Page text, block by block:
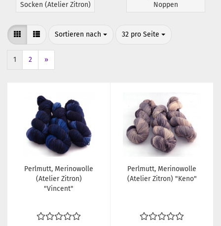
Socken (Atelier Zitron)
Noppen
Sortieren nach
Sortieren nach 32 pro Seite
pro Seite
1 2 »
Perlmutt, Merinowolle
(Atelier Zitron)
"Vincent"
Perlmutt, Merinowolle
(Atelier Zitron) "Keno"